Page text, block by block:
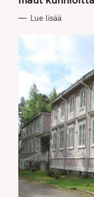
O
I
Lue lisää